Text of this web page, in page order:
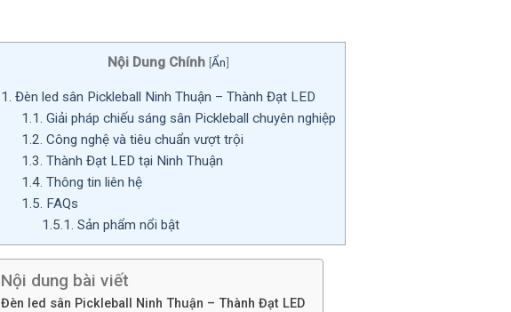
Nội Dung Chính [Ẩn]
1. Đèn led sân Pickleball Ninh Thuận – Thành Đạt LED
1.1. Giải pháp chiếu sáng sân Pickleball chuyên nghiệp
1.2. Công nghệ và tiêu chuẩn vượt trội
1.3. Thành Đạt LED tại Ninh Thuận
1.4. Thông tin liên hệ
1.5. FAQs
1.5.1. Sản phẩm nổi bật
Nội dung bài viết
Đèn led sân Pickleball Ninh Thuận – Thành Đạt LED